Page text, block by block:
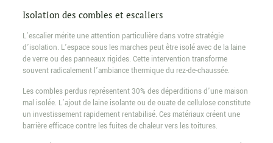
Isolation des combles et escaliers
L’escalier mérite une attention particulière dans votre stratégie
d’isolation. L’espace sous les marches peut être isolé avec de la laine
de verre ou des panneaux rigides. Cette intervention transforme
souvent radicalement l’ambiance thermique du rez-de-chaussée.
Les combles perdus représentent 30% des déperditions d’une maison
mal isolée. L’ajout de laine isolante ou de ouate de cellulose constitute
un investissement rapidement rentabilisé. Ces matériaux créent une
barrière efficace contre les fuites de chaleur vers les toitures.